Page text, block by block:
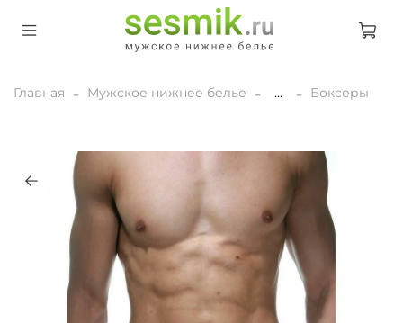
Главная Мужское нижнее белье ... Боксеры